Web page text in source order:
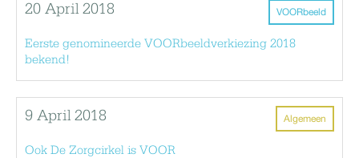
VOORbeeld
20 April 2018
Eerste genomineerde VOORbeeldverkiezing 2018
bekend!
Algemeen
9 April 2018
Ook De Zorgcirkel is VOOR